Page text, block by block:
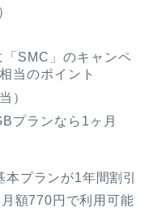
SMC」のキャンペ
当のポイント
）
プランなら1ヶ月
プランが1年間割引
額770円で利用可能